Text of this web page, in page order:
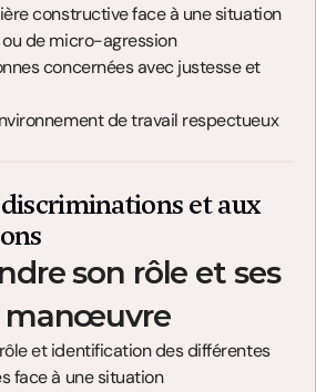
constructive face à une situation
de micro-agression
concernées avec justesse et
de travail respectueux
et aux
son rôle et ses
manœuvre
et identification des différentes
face à une situation